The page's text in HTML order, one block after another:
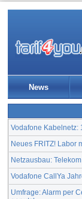
News
Vodafone Kabelnetz:
Neues FRITZ! Labor
Netzausbau:
Vodafone CallYa
Umfrage: Alarm per